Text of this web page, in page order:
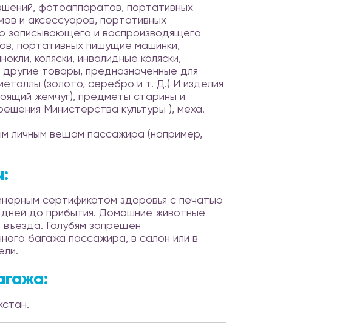
фотоаппаратов, портативных
и аксессуаров, портативных
записывающего и воспроизводящего
портативных пишущие машинки,
коляски, инвалидные коляски,
товары, предназначенные для
(золото, серебро и т. Д.) И изделия
жемчуг), предметы старины и
Министерства культуры ), меха.
личным вещам пассажира (например,
сертификатом здоровья с печатью
до прибытия. Домашние животные
Голубям запрещен
багажа пассажира, в салон или в